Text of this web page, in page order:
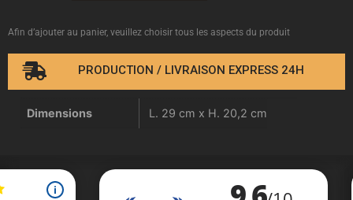
Afin d’ajouter au panier, veuillez choisir tous les aspects du produit
PRODUCTION / LIVRAISON EXPRESS 24H
Dimensions L. 29 cm x H. 20,2 cm